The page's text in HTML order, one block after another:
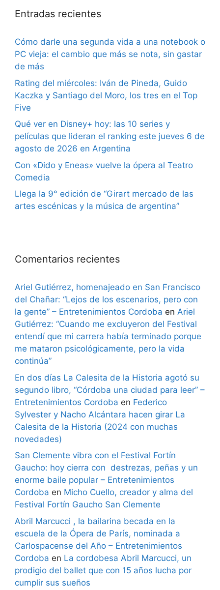
Entradas recientes
Cómo darle una segunda vida a una notebook o
PC vieja: el cambio que más se nota, sin gastar
de más
Rating del miércoles: Iván de Pineda, Guido
Kaczka y Santiago del Moro, los tres en el Top
Five
Qué ver en Disney+ hoy: las 10 series y
películas que lideran el ranking este jueves 6 de
agosto de 2026 en Argentina
Con «Dido y Eneas» vuelve la ópera al Teatro
Comedia
Llega la 9° edición de “Girart mercado de las
artes escénicas y la música de argentina”
Comentarios recientes
Ariel Gutiérrez, homenajeado en San Francisco
del Chañar: “Lejos de los escenarios, pero con
la gente” – Entretenimientos Cordoba en Ariel
Gutiérrez: “Cuando me excluyeron del Festival
entendí que mi carrera había terminado porque
me mataron psicológicamente, pero la vida
continúa”
En dos días La Calesita de la Historia agotó su
segundo libro, “Córdoba una ciudad para leer” –
Entretenimientos Cordoba en Federico
Sylvester y Nacho Alcántara hacen girar La
Calesita de la Historia (2024 con muchas
novedades)
San Clemente vibra con el Festival Fortín
Gaucho: hoy cierra con destrezas, peñas y un
enorme baile popular – Entretenimientos
Cordoba en Micho Cuello, creador y alma del
Festival Fortín Gaucho San Clemente
Abril Marcucci , la bailarina becada en la
escuela de la Ópera de París, nominada a
Carlospacense del Año – Entretenimientos
Cordoba en La cordobesa Abril Marcucci, un
prodigio del ballet que con 15 años lucha por
cumplir sus sueños